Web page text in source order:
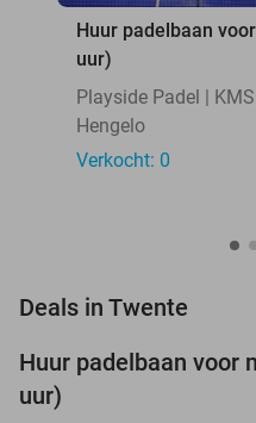
Huur padelbaan
uur)
Playside Padel |
Hengelo
Verkocht: 0
Deals in Twente
NEW
TODAY
Huur padelbaan voor
uur)